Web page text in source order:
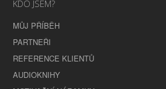
KDO JSEM?
MŮJ PŘÍBĚH
PARTNEŘI
REFERENCE KLIENTŮ
AUDIOKNIHY